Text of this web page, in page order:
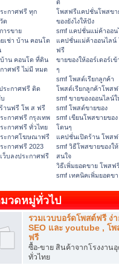
ะกาศฟรี ทุก
ด
ารขาย
เช่า บ้าน คอนโด
าน คอนโด ที่ดิน
าศฟรี ไม่มี หมด
ระกาศฟรี ติด
านฟรี โพ ส ฟรี
ะกาศฟรี กรุงเทพ
ะกาศฟรี ทั่วไทย
ระกาศโฆษณาฟรี
ะกาศฟรี 2023
ว็บลงประกาศฟรี
ดี
โพสฟรีแคปชั่นโพสขา
ของยังไงให้ปัง
smf แคปชั่นแม่ค้าออน
แคปชั่นแม่ค้าออนไลน์
ฟรี
ขายของให้ออร์เดอร์เข้
ๆ
smf โพสต์เรียกลูกค้า
โพสต์เรียกลูกค้าโพส
smf ขายของออนไลน์ใ
smf โพสต์ขายของ
smf เขียนโพสขายของ
โดนๆ
แคปชั่นเปิดร้าน โพส
smf วิธีโพสขายของใ
สนใจ
วิธีเพิ่มยอดขาย โพสฟ
smf เทคนิคเพิ่มยอดข
วดหมู่ทั่วไป
รวมเวบบอร์ดโพสต์ฟรี ง่า
SEO และ youtube , โ
ฟรี
ซื้อ-ขาย สินค้าจากโรงงาน
ทั่วไทย